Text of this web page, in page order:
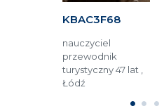
KBAC3F68
nauczyciel
przewodnik
turystyczny 47 lat ,
Łódź
1 2 3